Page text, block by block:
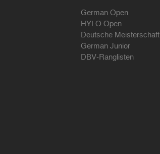
German Open
HYLO Open
Deutsche Meisterschaft
German Junior
DBV-Ranglisten